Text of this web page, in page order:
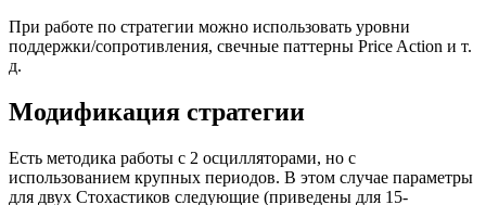
При работе по стратегии можно использовать уровни
поддержки/сопротивления, свечные паттерны Price Action и т.
д.
Модификация стратегии
Есть методика работы с 2 осцилляторами, но с
использованием крупных периодов. В этом случае параметры
для двух Стохастиков следующие (приведены для 15-